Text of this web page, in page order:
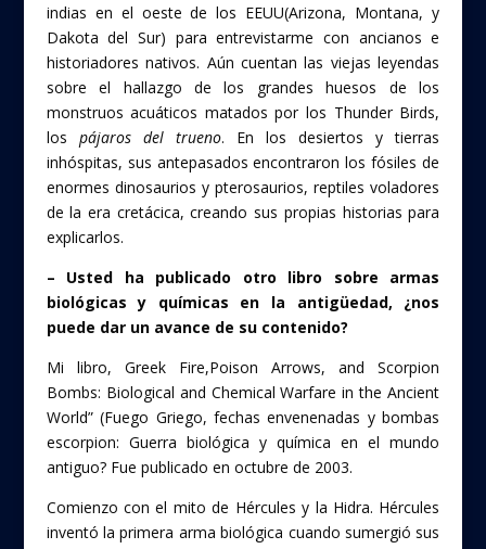
indias en el oeste de los EEUU(Arizona, Montana, y
Dakota del Sur) para entrevistarme con ancianos e
historiadores nativos. Aún cuentan las viejas leyendas
sobre el hallazgo de los grandes huesos de los
monstruos acuáticos matados por los Thunder Birds,
los pájaros del trueno. En los desiertos y tierras
inhóspitas, sus antepasados encontraron los fósiles de
enormes dinosaurios y pterosaurios, reptiles voladores
de la era cretácica, creando sus propias historias para
explicarlos.
– Usted ha publicado otro libro sobre armas
biológicas y químicas en la antigüedad, ¿nos
puede dar un avance de su contenido?
Mi libro, Greek Fire,Poison Arrows, and Scorpion
Bombs: Biological and Chemical Warfare in the Ancient
World” (Fuego Griego, fechas envenenadas y bombas
escorpion: Guerra biológica y química en el mundo
antiguo? Fue publicado en octubre de 2003.
Comienzo con el mito de Hércules y la Hidra. Hércules
inventó la primera arma biológica cuando sumergió sus